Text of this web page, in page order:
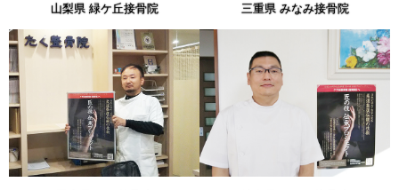
山梨県 緑ケ丘接骨院 三重県 みなみ接骨院